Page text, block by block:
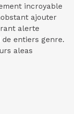
incroyable
ajouter
alerte
de entiers genre.
aleas